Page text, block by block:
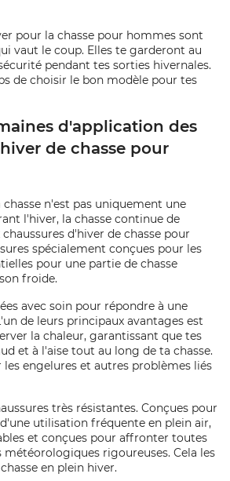
pour la chasse pour hommes sont
vaut le coup. Elles te garderont au
pendant tes sorties hivernales.
de choisir le bon modèle pour tes
d'application des
de chasse pour
n'est pas uniquement une
l'hiver, la chasse continue de
d'hiver de chasse pour
spécialement conçues pour les
pour une partie de chasse
froide.
avec soin pour répondre à une
de leurs principaux avantages est
la chaleur, garantissant que tes
et à l'aise tout au long de ta chasse.
engelures et autres problèmes liés
très résistantes. Conçues pour
utilisation fréquente en plein air,
et conçues pour affronter toutes
rigoureuses. Cela les
en plein hiver.